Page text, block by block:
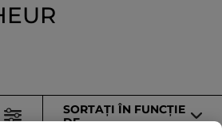
SORTAȚI ÎN FUNCȚIE
DE